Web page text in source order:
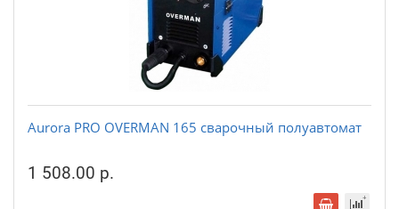
Aurora PRO OVERMAN 165 сварочный полуавтомат
1 508.00 р.